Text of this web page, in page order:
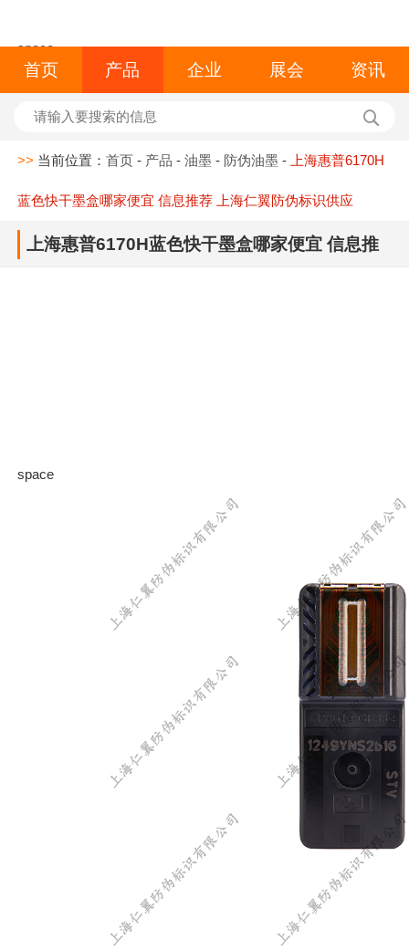
space
首页 产品 企业 展会 资讯
>> 当前位置：首页 - 产品 -油墨 - 防伪油墨 - 上海惠普6170H
蓝色快干墨盒哪家便宜 信息推荐 上海仁翼防伪标识供应
上海惠普6170H蓝色快干墨盒哪家便宜 信息推
space